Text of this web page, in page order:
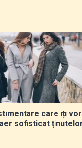
care îți vor
aer sofisticat